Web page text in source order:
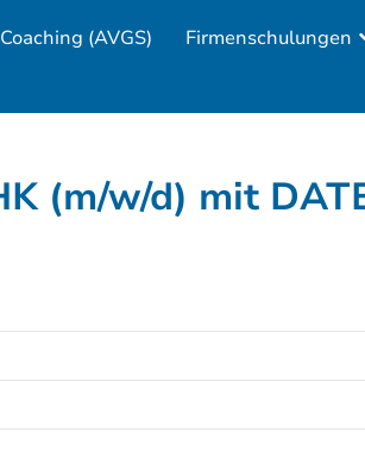
Coaching (AVGS) Firmenschulungen
(m/w/d) mit